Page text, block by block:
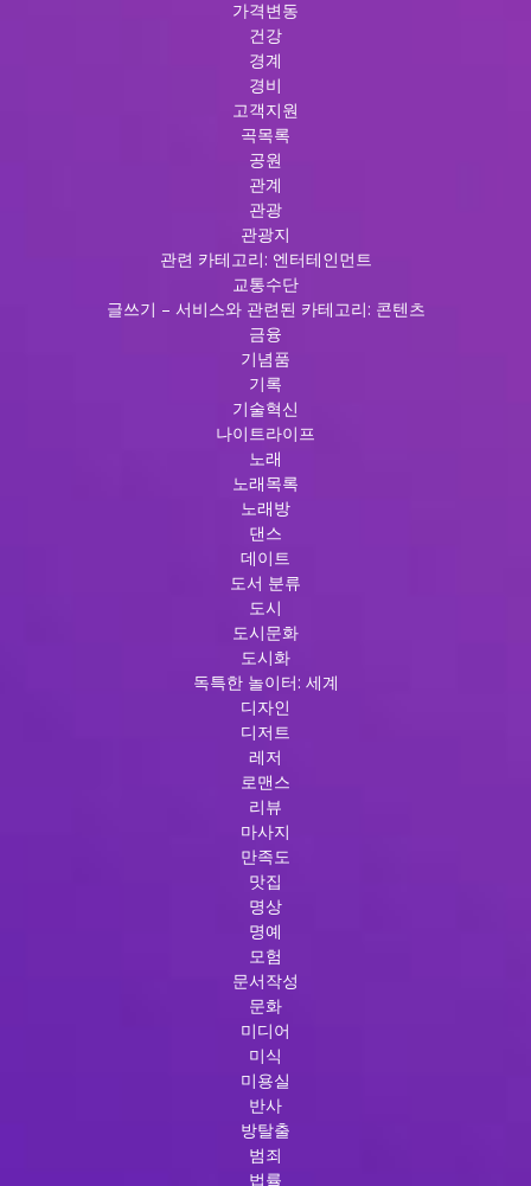
가격변동
건강
경계
경비
고객지원
곡목록
공원
관계
관광
관광지
관련 카테고리: 엔터테인먼트
교통수단
글쓰기 – 서비스와 관련된 카테고리: 콘텐츠
금융
기념품
기록
기술혁신
나이트라이프
노래
노래목록
노래방
댄스
데이트
도서 분류
도시
도시문화
도시화
독특한 놀이터: 세계
디자인
디저트
레저
로맨스
리뷰
마사지
만족도
맛집
명상
명예
모험
문서작성
문화
미디어
미식
미용실
반사
방탈출
범죄
법률